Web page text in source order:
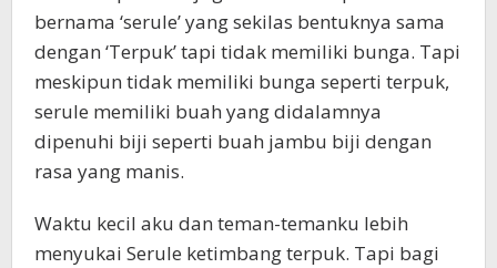
bernama ‘serule’ yang sekilas bentuknya sama
dengan ‘Terpuk’ tapi tidak memiliki bunga. Tapi
meskipun tidak memiliki bunga seperti terpuk,
serule memiliki buah yang didalamnya
dipenuhi biji seperti buah jambu biji dengan
rasa yang manis.
Waktu kecil aku dan teman-temanku lebih
menyukai Serule ketimbang terpuk. Tapi bagi